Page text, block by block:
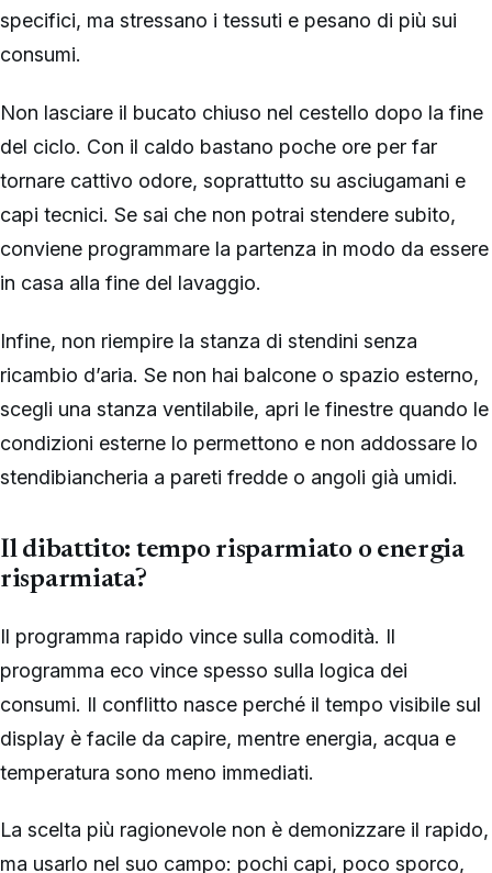
specifici, ma stressano i tessuti e pesano di più sui
consumi.
Non lasciare il bucato chiuso nel cestello dopo la fine
del ciclo. Con il caldo bastano poche ore per far
tornare cattivo odore, soprattutto su asciugamani e
capi tecnici. Se sai che non potrai stendere subito,
conviene programmare la partenza in modo da essere
in casa alla fine del lavaggio.
Infine, non riempire la stanza di stendini senza
ricambio d’aria. Se non hai balcone o spazio esterno,
scegli una stanza ventilabile, apri le finestre quando le
condizioni esterne lo permettono e non addossare lo
stendibiancheria a pareti fredde o angoli già umidi.
Il dibattito: tempo risparmiato o energia
risparmiata?
Il programma rapido vince sulla comodità. Il
programma eco vince spesso sulla logica dei
consumi. Il conflitto nasce perché il tempo visibile sul
display è facile da capire, mentre energia, acqua e
temperatura sono meno immediati.
La scelta più ragionevole non è demonizzare il rapido,
ma usarlo nel suo campo: pochi capi, poco sporco,